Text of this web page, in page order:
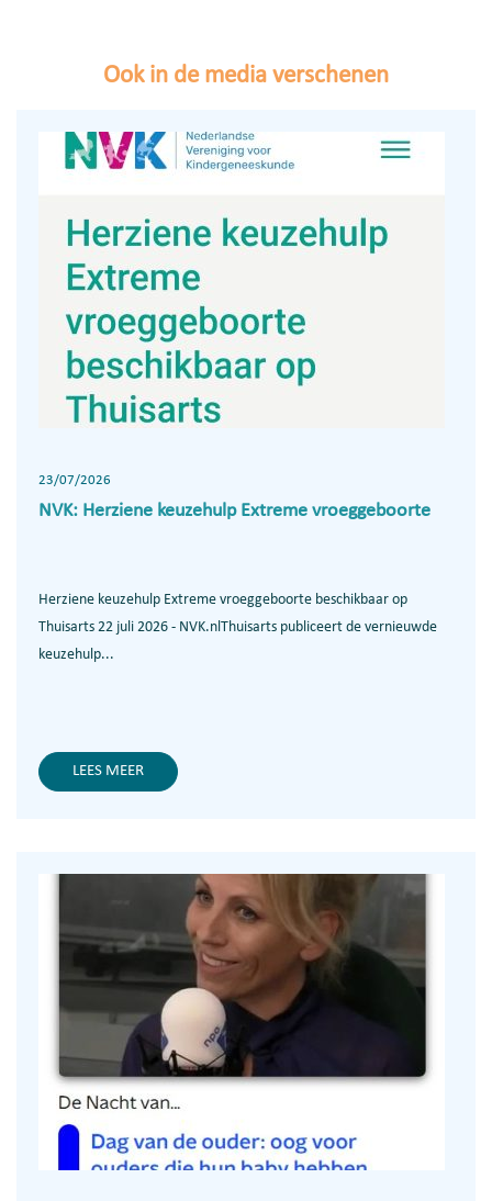
Ook in de media verschenen
23/07/2026
NVK: Herziene keuzehulp Extreme vroeggeboorte
Herziene keuzehulp Extreme vroeggeboorte beschikbaar op
Thuisarts 22 juli 2026 - NVK.nlThuisarts publiceert de vernieuwde
keuzehulp...
LEES MEER